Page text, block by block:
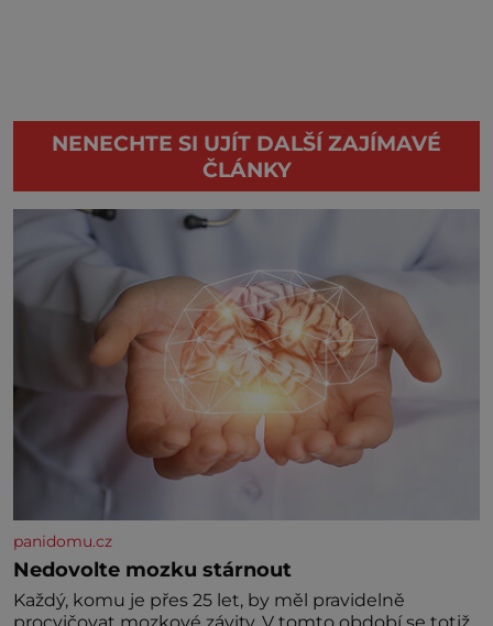
NENECHTE SI UJÍT DALŠÍ ZAJÍMAVÉ
ČLÁNKY
panidomu.cz
Nedovolte mozku stárnout
Každý, komu je přes 25 let, by měl pravidelně